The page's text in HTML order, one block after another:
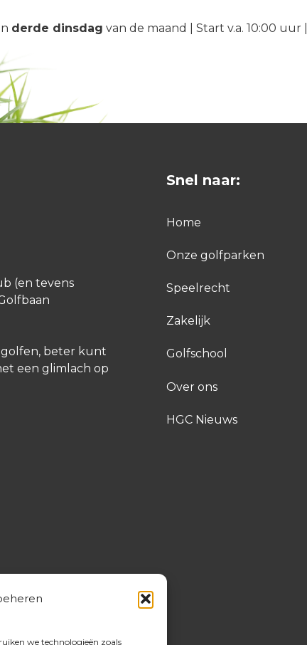
we technologieën zoals
derde dinsdag van de maand | Start v.a. 10:00
(en tevens
beter kunt
een glimlach op
Snel naar:
Home
Onze golfparken
Speelrecht
Zakelijk
Golfschool
Over ons
HGC Nieuws